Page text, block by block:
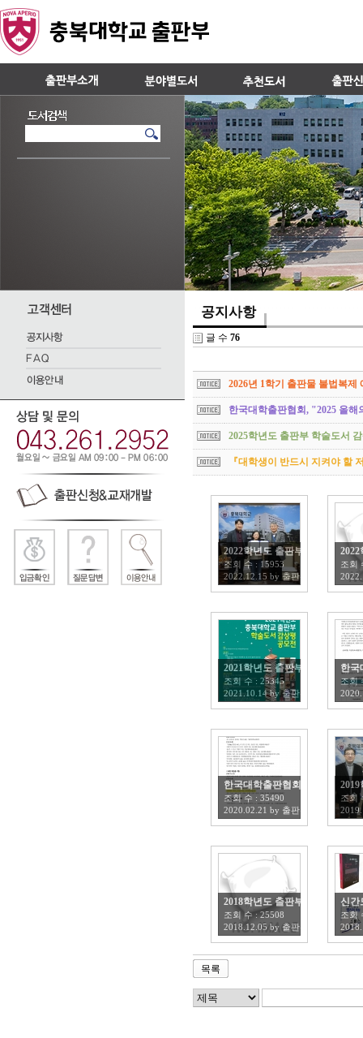
공지사항
글 수 76
2026년 1학기 출판물 불법복제
한국대학출판협회, "2025 올
2025학년도 출판부 학술도서
『대학생이 반드시 지켜야 할
2022학년도 출판부 학술도서 감
조회 수 : 15953
2022.12.15 by 출판부
조회
2021학년도 출판부 학술도서 감
조회 수 : 25345
2021.10.14by출판부
한국
조회
한국대학출판협회 "2019 우수
조회 수 : 35490
2020.02.21 by 출판부
조회
2018학년도 출판부 학술도서 감
조회 수 : 25508
2018.12.05 by 출판부
신간
조회
목록